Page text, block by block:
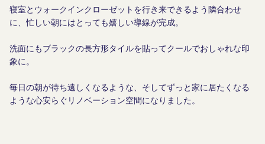
寝室とウォークインクローゼットを行き来できるよう隣合わせ
に、忙しい朝にはとっても嬉しい導線が完成。
洗面にもブラックの長方形タイルを貼ってクールでおしゃれな印
象に。
毎日の朝が待ち遠しくなるような、そしてずっと家に居たくなる
ような心安らぐリノベーション空間になりました。